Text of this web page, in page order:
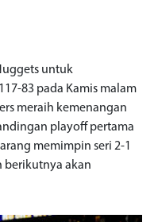
untuk
83 pada Kamis malam
meraih kemenangan
playoff pertama
memimpin seri 2-1
berikutnya akan